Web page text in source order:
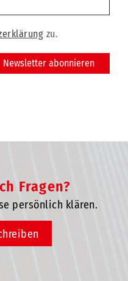
zu.
Fragen?
persönlich klären.